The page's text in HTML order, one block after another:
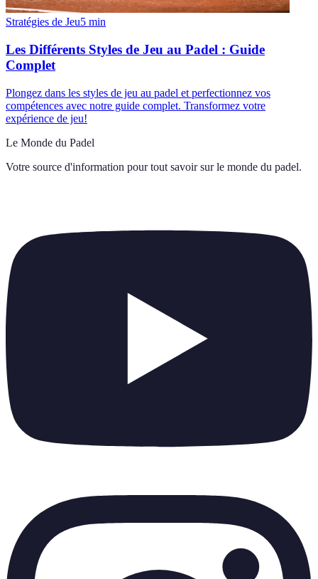
Stratégies de Jeu5 min
Les Différents Styles de Jeu au Padel : Guide
Complet
Plongez dans les styles de jeu au padel et perfectionnez vos
compétences avec notre guide complet. Transformez votre
expérience de jeu!
Le Monde du Padel
Votre source d'information pour tout savoir sur le monde du padel.